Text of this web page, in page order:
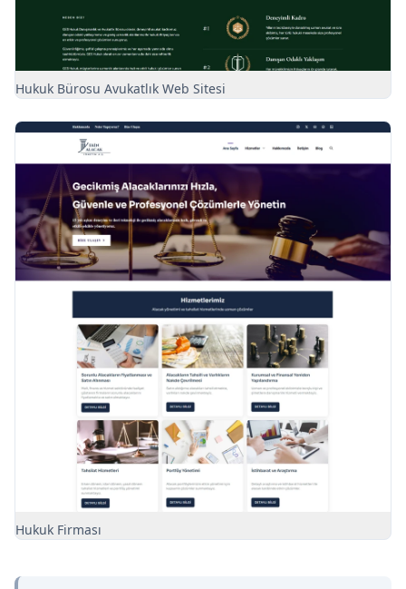
Hukuk Bürosu Avukatlık Web Sitesi
Hukuk Firması